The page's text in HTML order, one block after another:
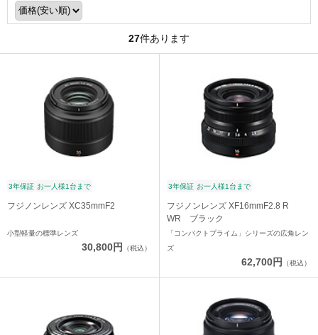
27件あります
3年保証 お一人様1台まで
フジノンレンズ XC35mmF2
小型軽量の標準レンズ
30,800円 （税込）
3年保証 お一人様1台まで
フジノンレンズ XF16mmF2.8 R
WR ブラック
「コンパクトプライム」シリーズの広角レン
ズ
62,700円 （税込）